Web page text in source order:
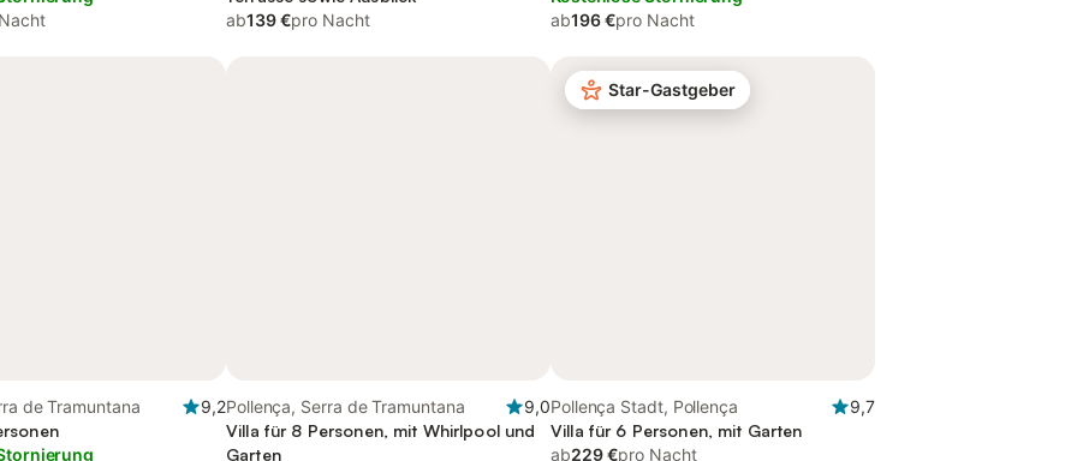
ab139 €pro Nacht
ab196 €pro Nacht
de Tramuntana
9,2Pollença, Serra de Tramuntana
9,0
Villa für 8 Personen, mit Whirlpool und
Garten
Star-Gastgeber
Pollença Stadt, Pollença
9,7
Villa für 6 Personen, mit Garten
ab229 €pro Nacht